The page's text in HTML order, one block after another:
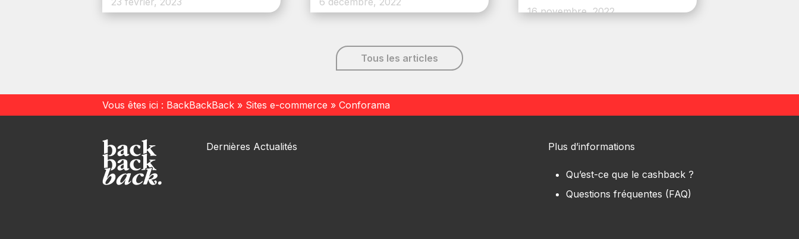
16 novembre, 2022
Tous les articles
Vous êtes ici : BackBackBack » Sites e-commerce » Conforama
Dernières Actualités Plus d’informations
Qu’est-ce que le cashback ?
Questions fréquentes (FAQ)